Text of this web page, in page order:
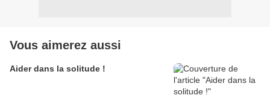
Vous aimerez aussi
Aider dans la solitude !